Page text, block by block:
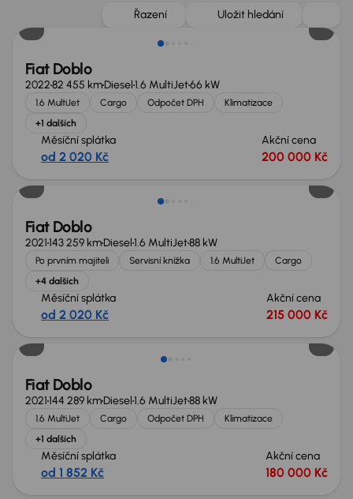
Řazení Uložit hledání
Možnost odpočtu DPH
Fiat Doblo
202282 455 kmDiesel1.6 MultiJet66 kW
1.6 MultiJet Cargo Odpočet DPH
Klimatizace
+1 dalších
Měsíční splátka
od 2 020 Kč
Akční cena
200 000 Kč
Možnost odpočtu DPH
Fiat Doblo
2021143 259 kmDiesel1.6 MultiJet88 kW
Po prvním majiteli Servisní knížka 1.6 MultiJet
Cargo
+4 dalších
Měsíční splátka
od 2 020 Kč
Akční cena
215 000 Kč
Zlevněno o 30 000 Kč
Fiat Doblo
2021144 289 kmDiesel1.6 MultiJet88 kW
1.6 MultiJet Cargo Odpočet DPH
Klimatizace
+1 dalších
Měsíční splátka
od 1 852 Kč
Akční cena
180 000 Kč